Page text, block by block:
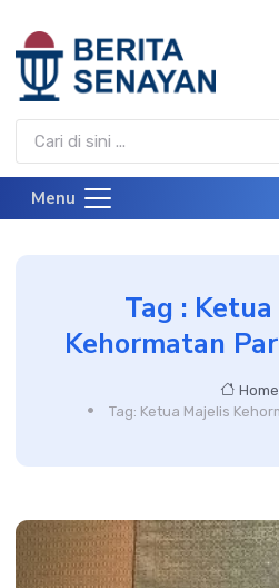
Menu
Tag :
Kehormatan
Home
Tag: Ketua Majelis